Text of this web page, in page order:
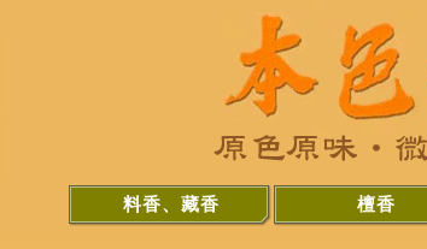
料香、藏香 檀香